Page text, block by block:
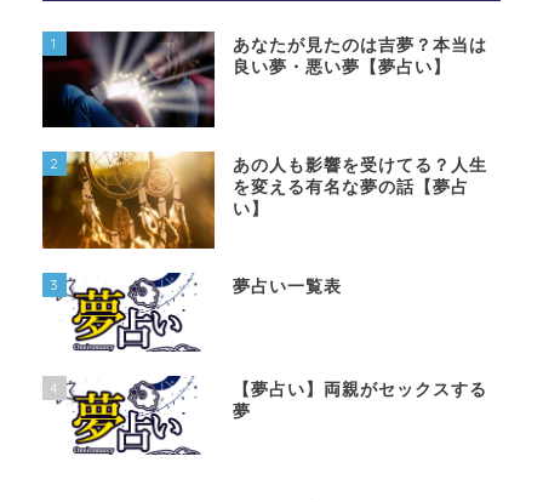
1
あなたが見たのは吉夢？本当は
良い夢・悪い夢【夢占い】
2
あの人も影響を受けてる？人生
を変える有名な夢の話【夢占
い】
3 夢占い一覧表
4
【夢占い】両親がセックスする
夢